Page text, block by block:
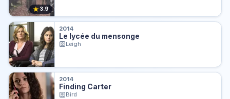
★ 3.9
2014
Le lycée du mensonge
Leigh
2014
Finding Carter
Bird